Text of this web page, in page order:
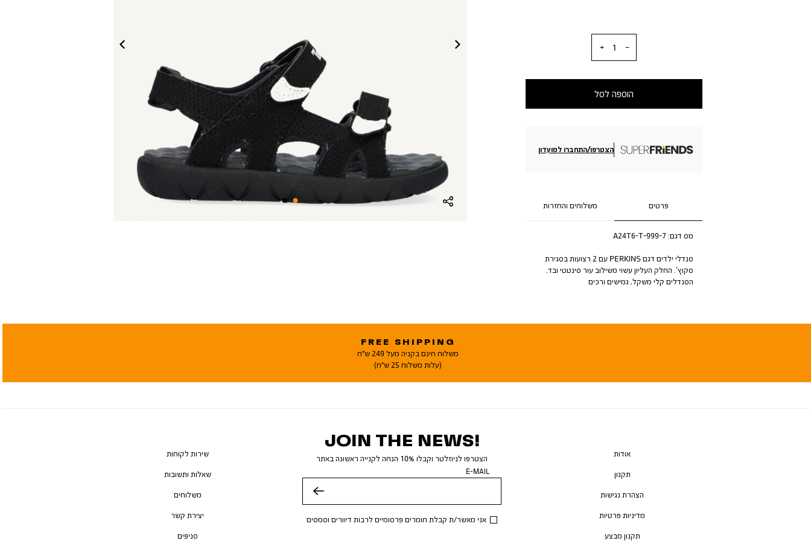
הוספה לסל
הצטרפו/התחברו למועדון
פרטים משלוחים והחזרות
מס דגם:A24T6-T-999-7
סנדלי ילדים דגם PERKINS עם 2 רצועות בסגירת
סקוץ’. החלק העליון עשוי משילוב עור סינטטי ובד.
הסנדלים קלי משקל, גמישים ורכים
FREE SHIPPING
משלוח חינם בקניה מעל 249 ש"ח
(עלות משלוח 25 ש"ח)
JOIN THE NEWS!
הצטרפו לניוזלטר וקבלו 10% הנחה לקנייה ראשונה באתר
E-MAIL
אני מאשר/ת קבלת חומרים פרסומיים לרבות דיוורים וסמסים
אודות
תקנון
הצהרת נגישות
מדיניות פרטיות
תקנון מבצע
שירות לקוחות
שאלות ותשובות
משלוחים
יצירת קשר
סניפים